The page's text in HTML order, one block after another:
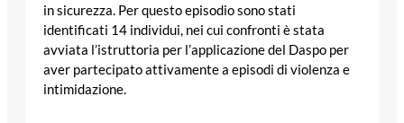
in sicurezza. Per questo episodio sono stati
identificati 14 individui, nei cui confronti è stata
avviata l’istruttoria per l’applicazione del Daspo per
aver partecipato attivamente a episodi di violenza e
intimidazione.